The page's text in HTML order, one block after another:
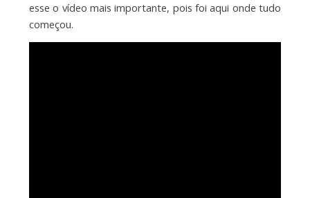
esse o vídeo mais importante, pois foi aqui onde tudo
começou.